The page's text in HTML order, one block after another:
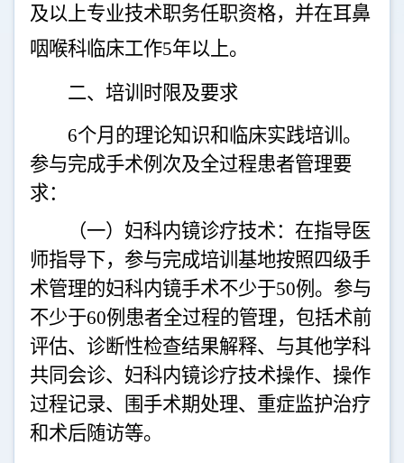
及以上专业技术职务任职资格，并在耳鼻
咽喉科临床工作5年以上。
二、培训时限及要求
6个月的理论知识和临床实践培训。
参与完成手术例次及全过程患者管理要
求：
（一）妇科内镜诊疗技术：在指导医
师指导下，参与完成培训基地按照四级手
术管理的妇科内镜手术不少于50例。参与
不少于60例患者全过程的管理，包括术前
评估、诊断性检查结果解释、与其他学科
共同会诊、妇科内镜诊疗技术操作、操作
过程记录、围手术期处理、重症监护治疗
和术后随访等。